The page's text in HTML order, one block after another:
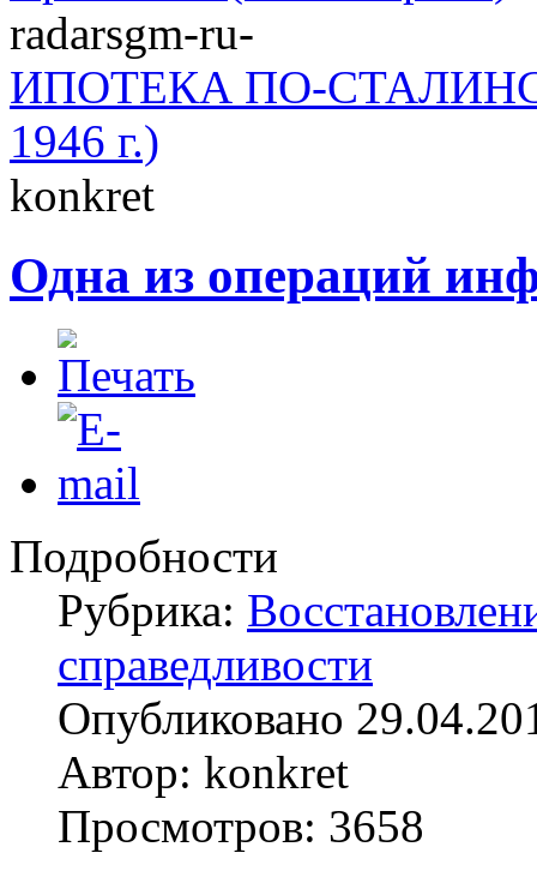
radarsgm-ru-
ИПОТЕКА ПО-
1946 г.)
konkret
Одна из операций
Подробности
Рубрика:
справедливости
Опубликовано
Автор: konkret
Просмотров: 3658